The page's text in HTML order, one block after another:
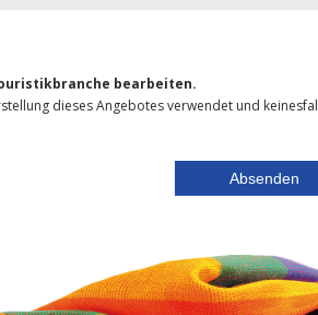
bearbeiten.
dieses Angebotes verwendet und